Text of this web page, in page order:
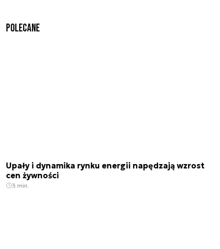
Polecane
Upały i dynamika rynku energii napędzają wzrost
cen żywności
3 min.